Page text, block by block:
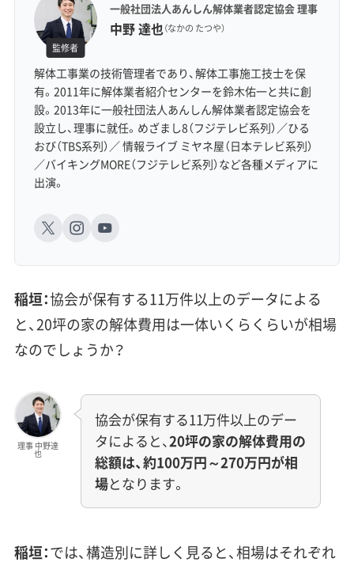
監修者
一般社団法人あんしん解体業者認定協会 理事
中野 達也（なかの たつや）
解体工事業の技術管理者であり、解体工事施工技士を保
有。2011年に解体業者紹介センターを鈴木佑一と共に創
設。2013年に一般社団法人あんしん解体業者認定協会を
設立し、理事に就任。めざまし8（フジテレビ系列）／ひる
おび（TBS系列）／ 情報ライブ ミヤネ屋（日本テレビ系列）
／バイキングMORE（フジテレビ系列）など各種メディアに
出演。
稲垣：協会が保有する11万件以上のデータによる
と、20坪の家の解体費用は一体いくらくらいが相場
なのでしょうか？
理事 中野達
也
協会が保有する11万件以上のデー
タによると、20坪の家の解体費用の
総額は、約100万円～270万円が相
場となります。
稲垣：では、構造別に詳しく見ると、相場はそれぞれ